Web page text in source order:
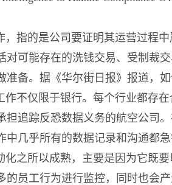
，指的是公司要证明其运营过程
对可能存在的洗钱交易、受制裁
准备。据《华尔街日报》报道，
作不仅限于银行。每个行业都存
担追踪反恐数据义务的航空公司
中几乎所有的数据记录和沟通都急
化之所以成熟，主要是因为它既
的员工行为进行监控，同时也